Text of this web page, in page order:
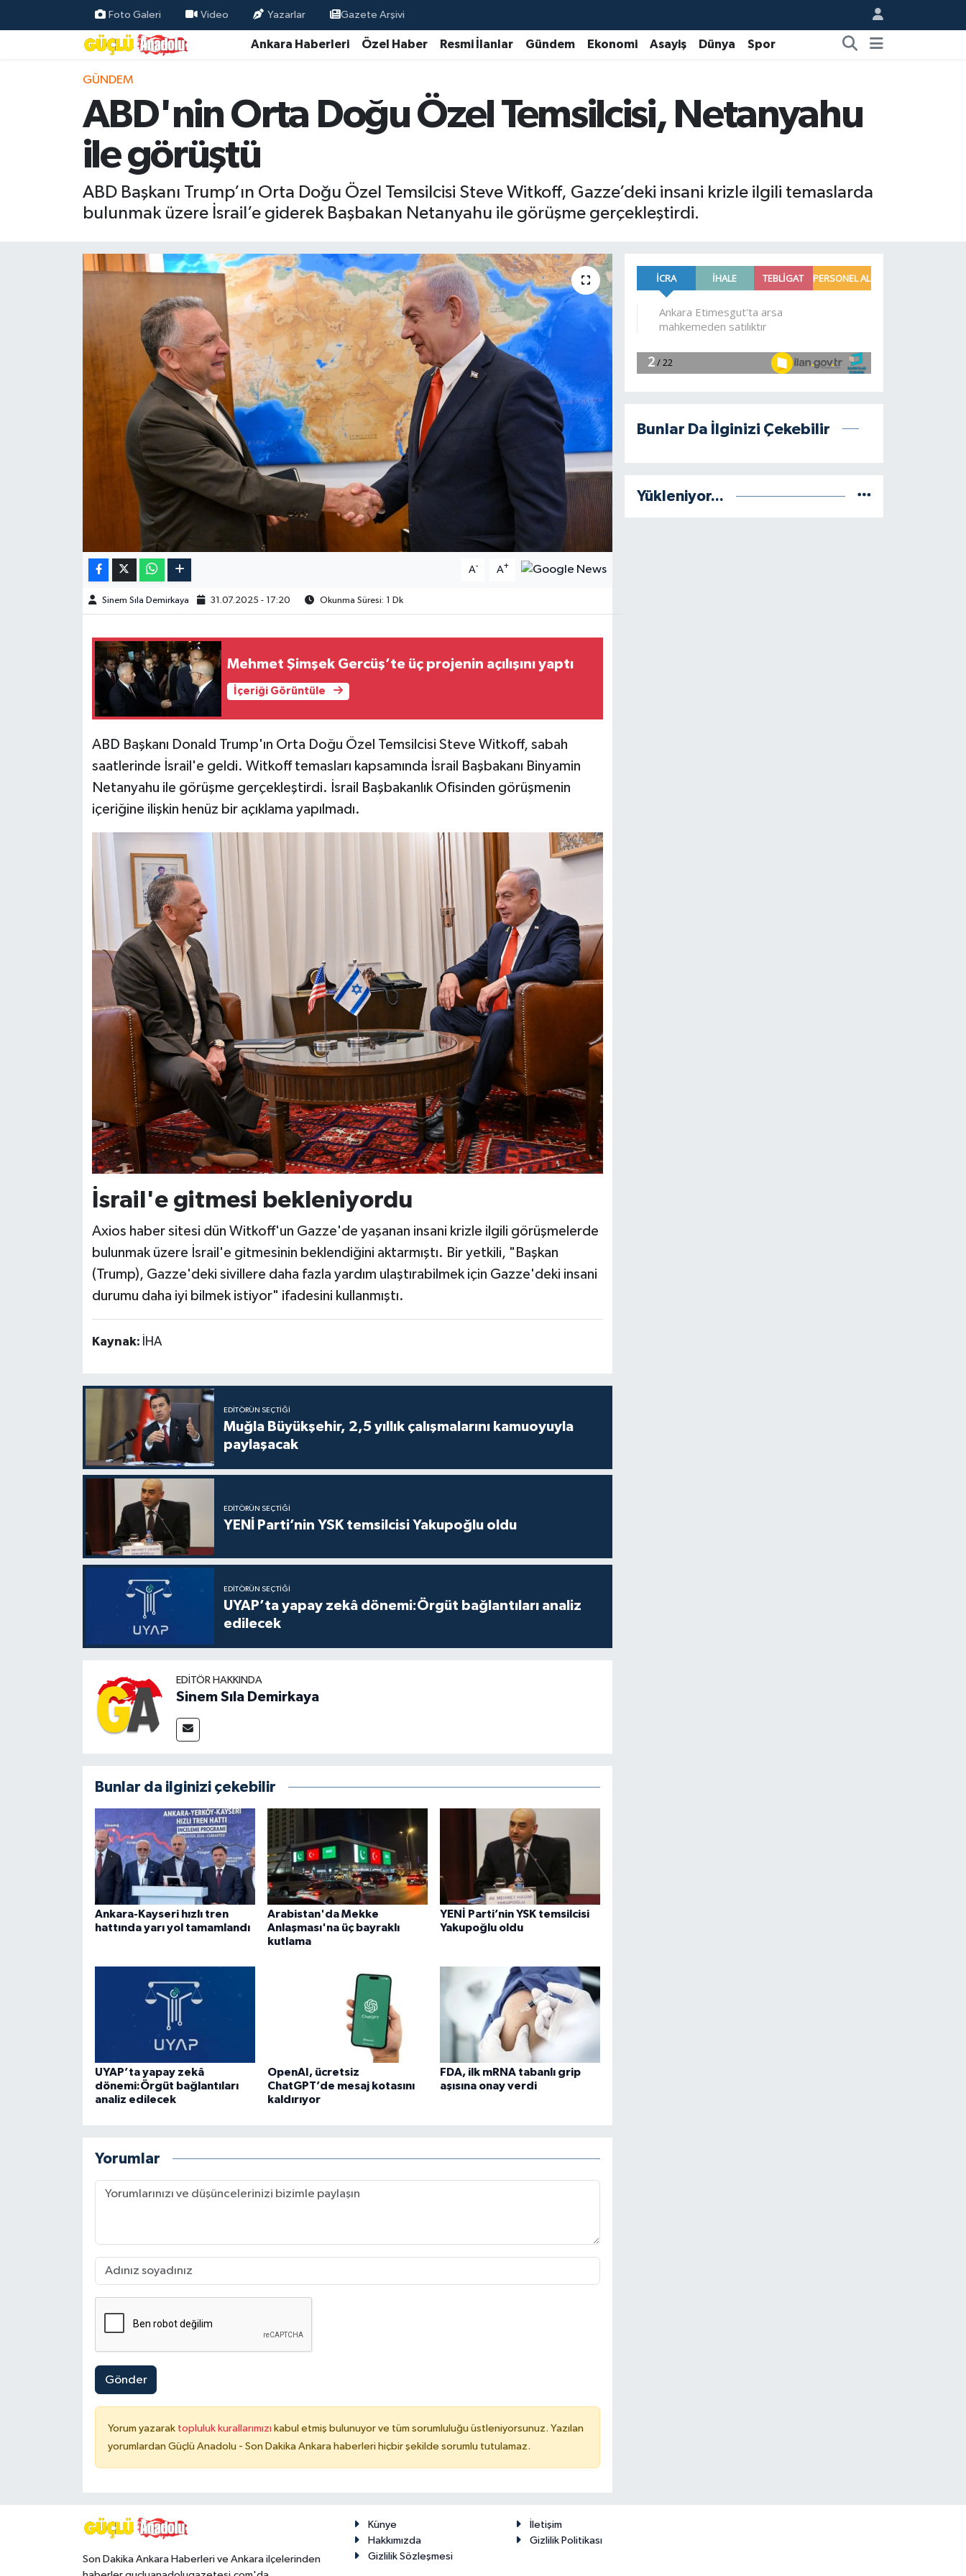
Foto Galeri Video Yazarlar Gazete Arşivi
Ankara Haberleri Özel Haber Resmi İlanlar Gündem Ekonomi Asayiş Dünya Spor
GÜNDEM
ABD'nin Orta Doğu Özel Temsilcisi, Netanyahu
ile görüştü
ABD Başkanı Trump’ın Orta Doğu Özel Temsilcisi Steve Witkoff, Gazze’deki insani krizle ilgili temaslarda
bulunmak üzere İsrail’e giderek Başbakan Netanyahu ile görüşme gerçekleştirdi.
A- A+
Sinem Sıla Demirkaya 31.07.2025 - 17:20 Okunma Süresi: 1 Dk
Mehmet Şimşek Gercüş’te üç projenin açılışını yaptı
İçeriği Görüntüle
ABD Başkanı Donald Trump'ın Orta Doğu Özel Temsilcisi Steve Witkoff, sabah
saatlerinde İsrail'e geldi. Witkoff temasları kapsamında İsrail Başbakanı Binyamin
Netanyahu ile görüşme gerçekleştirdi. İsrail Başbakanlık Ofisinden görüşmenin
içeriğine ilişkin henüz bir açıklama yapılmadı.
İsrail'e gitmesi bekleniyordu
Axios haber sitesi dün Witkoff'un Gazze'de yaşanan insani krizle ilgili görüşmelerde
bulunmak üzere İsrail'e gitmesinin beklendiğini aktarmıştı. Bir yetkili, "Başkan
(Trump), Gazze'deki sivillere daha fazla yardım ulaştırabilmek için Gazze'deki insani
durumu daha iyi bilmek istiyor" ifadesini kullanmıştı.
Kaynak: İHA
EDITÖRÜN SEÇTIĞI
Muğla Büyükşehir, 2,5 yıllık çalışmalarını kamuoyuyla
paylaşacak
EDITÖRÜN SEÇTIĞI
YENİ Parti’nin YSK temsilcisi Yakupoğlu oldu
EDITÖRÜN SEÇTIĞI
UYAP’ta yapay zekâ dönemi:Örgüt bağlantıları analiz
edilecek
EDITÖR HAKKINDA
Sinem Sıla Demirkaya
Bunlar da ilginizi çekebilir
Ankara-Kayseri hızlı tren
hattında yarı yol tamamlandı
Arabistan'da Mekke
Anlaşması'na üç bayraklı
kutlama
YENİ Parti’nin YSK temsilcisi
Yakupoğlu oldu
UYAP’ta yapay zekâ
dönemi:Örgüt bağlantıları
analiz edilecek
OpenAI, ücretsiz
ChatGPT’de mesaj kotasını
kaldırıyor
FDA, ilk mRNA tabanlı grip
aşısına onay verdi
Yorumlar
Gönder
Yorum yazarak topluluk kurallarımızı kabul etmiş bulunuyor ve tüm sorumluluğu üstleniyorsunuz. Yazılan
yorumlardan Güçlü Anadolu - Son Dakika Ankara haberleri hiçbir şekilde sorumlu tutulamaz.
Bunlar Da İlginizi Çekebilir
Yükleniyor...
Son Dakika Ankara Haberleri ve Ankara ilçelerinden
Künye
İletişim
Hakkımızda
Gizlilik Politikası
Gizlilik Sözleşmesi
Özel Haber
Resmi İlanlar
Gündem
Burç Yorumları
Kim kimdir?
Kültür Sanat
Televizyon
Yaşam-Çevre